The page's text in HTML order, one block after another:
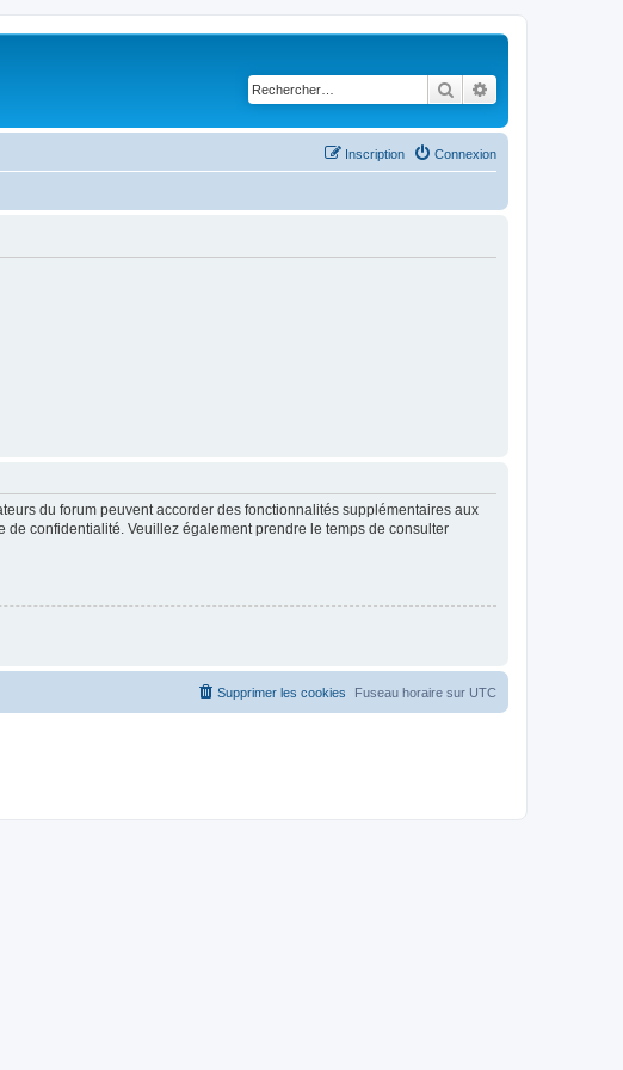
Rechercher
Connexion
Inscription
du forum peuvent accorder des fonctionnalités supplémentaires aux
de confidentialité. Veuillez également prendre le temps de consulter
Fuseau horaire sur UTC
Supprimer les cookies